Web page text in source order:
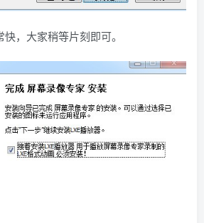
，大家稍等片刻即可。